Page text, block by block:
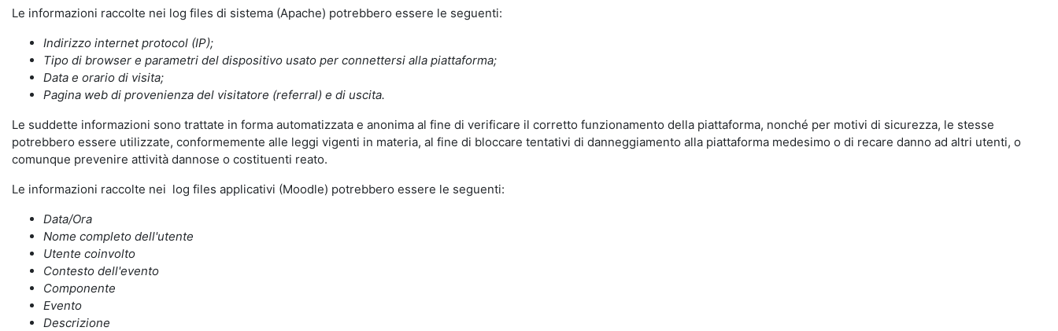
Le informazioni raccolte nei log files di sistema (Apache) potrebbero essere le seguenti:
Indirizzo internet protocol (IP);
Tipo di browser e parametri del dispositivo usato per connettersi alla piattaforma;
Data e orario di visita;
Pagina web di provenienza del visitatore (referral) e di uscita.
Le suddette informazioni sono trattate in forma automatizzata e anonima al fine di verificare il corretto funzionamento della piattaforma, nonché per motivi di sicurezza, le stesse
potrebbero essere utilizzate, conformemente alle leggi vigenti in materia, al fine di bloccare tentativi di danneggiamento alla piattaforma medesimo o di recare danno ad altri utenti, o
comunque prevenire attività dannose o costituenti reato.
Le informazioni raccolte nei log files applicativi (Moodle) potrebbero essere le seguenti:
Data/Ora
Nome completo dell'utente
Utente coinvolto
Contesto dell'evento
Componente
Evento
Descrizione